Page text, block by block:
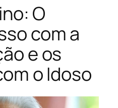
O
com a
e os
o Idoso